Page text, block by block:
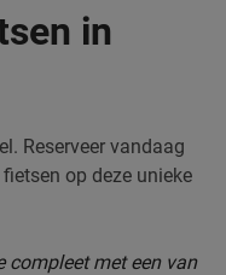
in
Reserveer vandaag
op deze unieke
compleet met een van